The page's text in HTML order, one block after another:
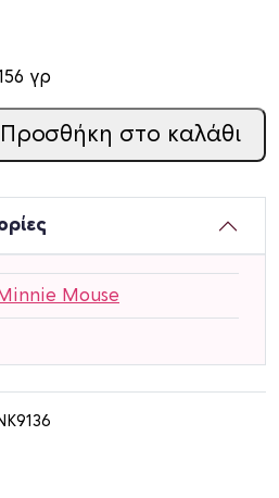
γρ
Προσθήκη στο καλάθι
Minnie Mouse